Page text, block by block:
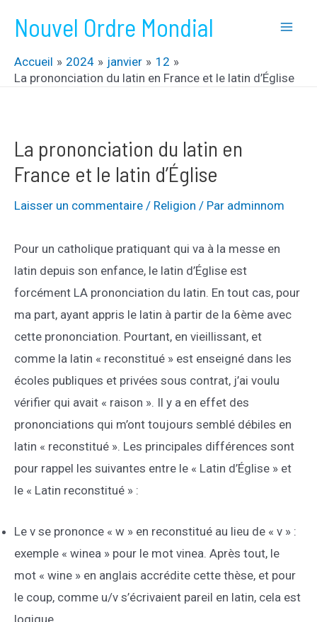
contenu
Nouvel Ordre Mondial
Accueil 2024 janvier
12
La prononciation du latin en France et le latin d’Église
La prononciation du latin en
France et le latin d’Église
Laisser un commentaire / Religion / Par adminnom
Pour un catholique pratiquant qui va à la messe en
latin depuis son enfance, le latin d’Église est
forcément LA prononciation du latin. En tout cas, pour
ma part, ayant appris le latin à partir de la 6ème avec
cette prononciation. Pourtant, en vieillissant, et
comme la latin « reconstitué » est enseigné dans les
écoles publiques et privées sous contrat, j’ai voulu
vérifier qui avait « raison ». Il y a en effet des
prononciations qui m’ont toujours semblé débiles en
latin « reconstitué ». Les principales différences sont
pour rappel les suivantes entre le « Latin d’Église » et
le « Latin reconstitué » :
Le v se prononce « w » en reconstitué au lieu de « v » :
exemple « winea » pour le mot vinea. Après tout, le
mot « wine » en anglais accrédite cette thèse, et pour
le coup, comme u/v s’écrivaient pareil en latin, cela est